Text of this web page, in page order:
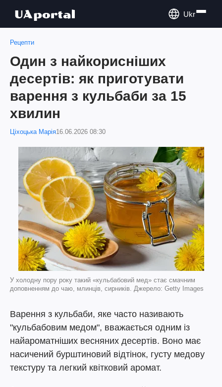
Ukr
Рецепти
Один з найкорисніших
десертів: як приготувати
варення з кульбаби за 15
хвилин
Ціхоцька Марія16.06.2026 08:30
У холодну пору року такий «кульбабовий мед» стає смачним
доповненням до чаю, млинців, сирників. Джерело: Getty Images
Варення з кульбаби, яке часто називають
"кульбабовим медом", вважається одним із
найароматніших весняних десертів. Воно має
насичений бурштиновий відтінок, густу медову
текстуру та легкий квітковий аромат.